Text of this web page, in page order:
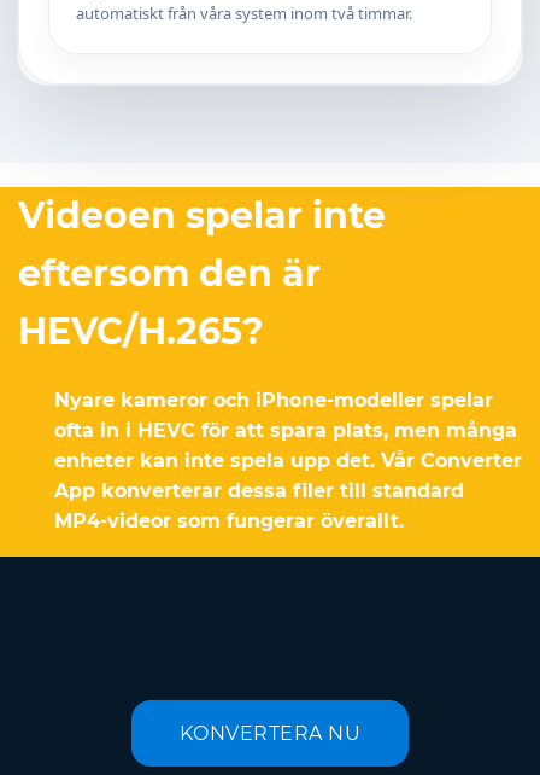
automatiskt från våra system inom två timmar.
Videoen spelar inte
eftersom den är
HEVC/H.265?
Nyare kameror och iPhone-modeller spelar
ofta in i HEVC för att spara plats, men många
enheter kan inte spela upp det. Vår Converter
App konverterar dessa filer till standard
MP4-videor som fungerar överallt.
KONVERTERA NU